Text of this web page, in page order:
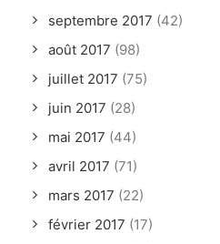
septembre 2017 (42)
août 2017 (98)
juillet 2017 (75)
juin 2017 (28)
mai 2017 (44)
avril 2017 (71)
mars 2017 (22)
février 2017 (17)